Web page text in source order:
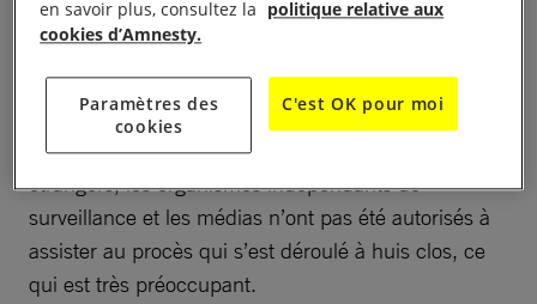
ont préféré taire les inquiétudes quant à l’équité de
peine capitale contre certains accusés.
Contrairement aux représentants de gouvernements
étrangers, les organismes indépendants de
surveillance et les médias n’ont pas été autorisés à
assister au procès qui s’est déroulé à huis clos, ce
qui est très préoccupant.
en savoir plus, consultez la politique relative aux
cookies d’Amnesty.
Paramètres des
cookies
C'est OK pour moi